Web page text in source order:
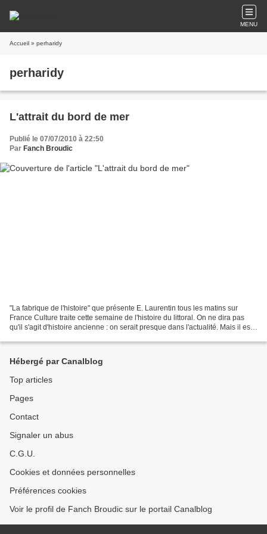
MENU
Accueil » perharidy
perharidy
L'attrait du bord de mer
Publié le 07/07/2010 à 22:50
Par Fanch Broudic
"La fabrique de l'histoire" que présente E. Laurentin tous les matins sur
France Culture traite cette semaine de l'histoire du littoral. On ne dira pas
qu'il s'agit d'histoire ancienne : on serait presque dans l'actualité. Mais il est
Hébergé par Canalblog
Top articles
Pages
Contact
Signaler un abus
C.G.U.
Cookies et données personnelles
Préférences cookies
Voir le profil de Fanch Broudic sur le portail Canalblog